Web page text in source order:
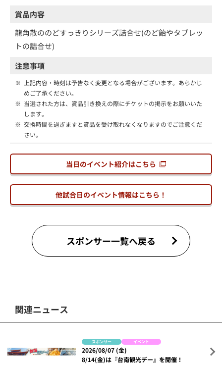
賞品内容
龍角散ののどすっきりシリーズ詰合せ(のど飴やタブレッ
トの詰合せ)
注意事項
※
上記内容・時刻は予告なく変更となる場合がございます。あらかじ
めご了承ください。
※ 当選された方は、賞品引き換えの際にチケットの掲示をお願いいた
します。
※ 交換時間を過ぎますと賞品を受け取れなくなりますのでご注意くだ
さい。
当日のイベント紹介はこちら
他試合日のイベント情報はこちら！
スポンサー一覧へ戻る
関連ニュース
スポンサー イベント
2026/08/07 (金)
8/14(金)は『台南観光デー』を開催！